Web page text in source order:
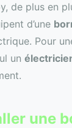
de plus en
d’une
Pour
un
une